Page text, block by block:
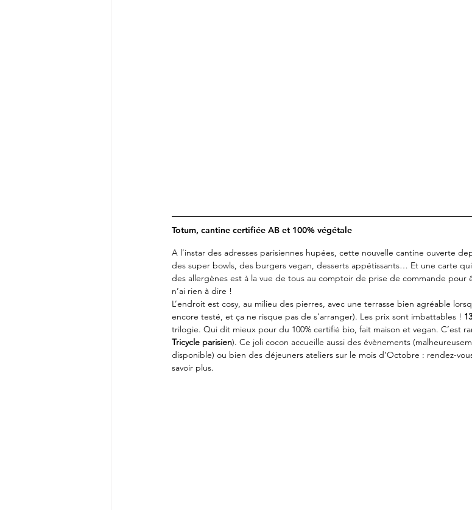
Totum, cantine certifiée AB et 100% végétale
A l’instar des adresses parisiennes hupées, cette nouvelle cantine ouverte
des super bowls, des burgers vegan, desserts appétissants… Et une carte
des allergènes est à la vue de tous au comptoir de prise de commande pour
n’ai rien à dire !
L’endroit est cosy, au milieu des pierres, avec une terrasse bien agréable
encore testé, et ça ne risque pas de s’arranger). Les prix sont imbattables !
trilogie. Qui dit mieux pour du 100% certifié bio, fait maison et vegan. C’est
Tricycle parisien). Ce joli cocon accueille aussi des évènements
disponible) ou bien des déjeuners ateliers sur le mois d’Octobre : rendez-
savoir plus.